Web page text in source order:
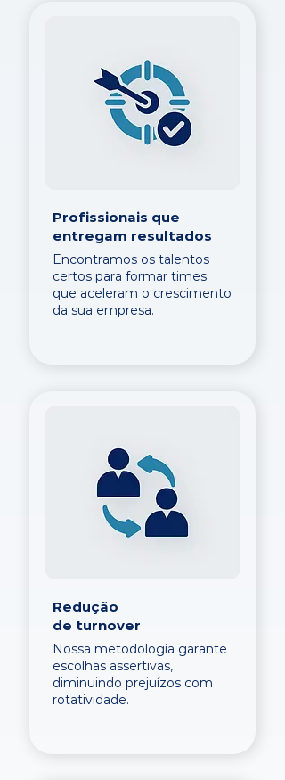
Profissionais que
entregam resultados
Encontramos os talentos
certos para formar times
que aceleram o crescimento
da sua empresa.
Redução
de turnover
Nossa metodologia garante
escolhas assertivas,
diminuindo prejuízos com
rotatividade.